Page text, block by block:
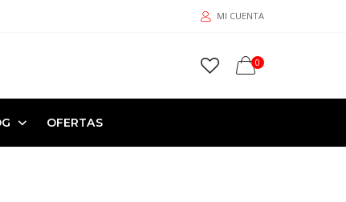
MI CUENTA
0
OFERTAS